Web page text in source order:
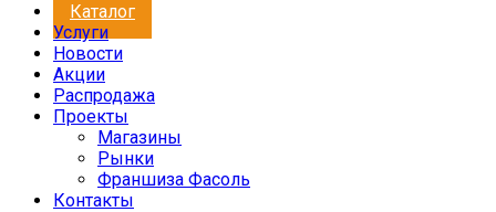
Каталог
Услуги
Новости
Акции
Распродажа
Проекты
Магазины
Рынки
Франшиза Фасоль
Контакты